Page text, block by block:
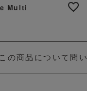
Multi
の商品について問